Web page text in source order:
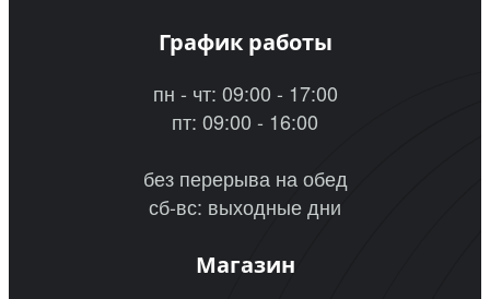
График работы
пн - чт: 09:00 - 17:00
пт: 09:00 - 16:00
без перерыва на обед
сб-вс: выходные дни
Магазин